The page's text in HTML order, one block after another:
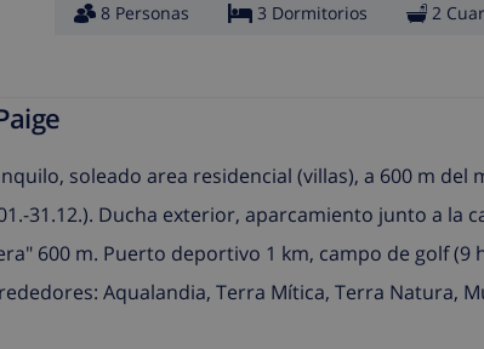
8 Personas 3 Dormitorios 2
soleado area residencial (villas), a 600 m del
31.12.). Ducha exterior, aparcamiento junto a la
600 m. Puerto deportivo 1 km, campo de golf (9
Aqualandia, Terra Mítica, Terra Natura,